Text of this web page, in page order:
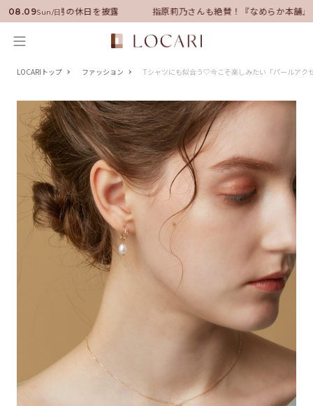
08.09Sun/日
任！いい男の休日を披露 指原莉乃さんも絶賛！『なめらか本舗』保
LOCARIトップ ファッション Tシャツにも似合う♡今こそ楽しみたい「パールアク